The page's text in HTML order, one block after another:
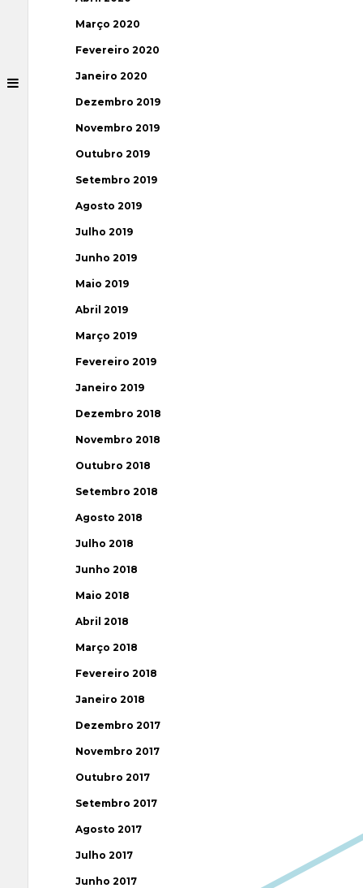
Março 2020
Fevereiro 2020
Janeiro 2020
Dezembro 2019
Novembro 2019
Outubro 2019
Setembro 2019
Agosto 2019
Julho 2019
Junho 2019
Maio 2019
Abril 2019
Março 2019
Fevereiro 2019
Janeiro 2019
Dezembro 2018
Novembro 2018
Outubro 2018
Setembro 2018
Agosto 2018
Julho 2018
Junho 2018
Maio 2018
Abril 2018
Março 2018
Fevereiro 2018
Janeiro 2018
Dezembro 2017
Novembro 2017
Outubro 2017
Setembro 2017
Agosto 2017
Julho 2017
Junho 2017